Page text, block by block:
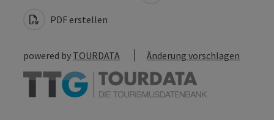
PDF erstellen
powered by TOURDATA Änderung vorschlagen